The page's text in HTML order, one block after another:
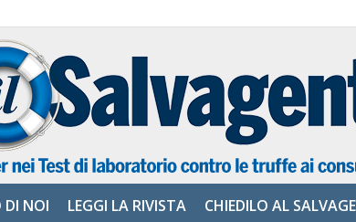
DI NOI LEGGI LA RIVISTA CHIEDILO AL